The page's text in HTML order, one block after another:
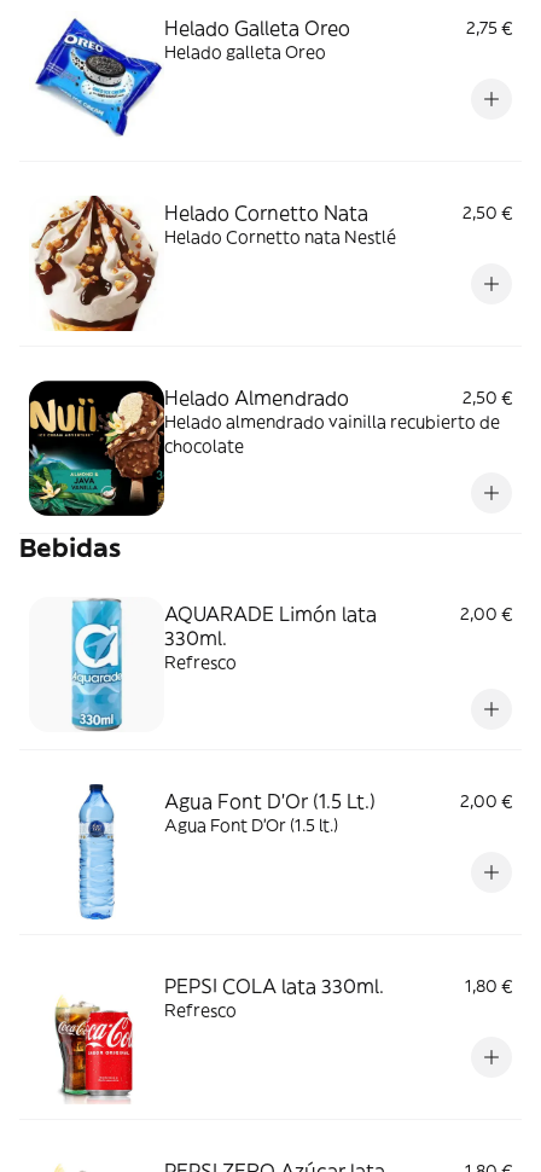
Helado Galleta Oreo
2,75 €
Helado galleta Oreo
Helado Cornetto Nata
2,50 €
Helado Cornetto nata Nestlé
Helado Almendrado
2,50 €
Helado almendrado vainilla recubierto de
chocolate
Bebidas
AQUARADE Limón lata
330ml.
2,00 €
Refresco
Agua Font D'Or (1.5 Lt.)
2,00 €
Agua Font D'Or (1.5 lt.)
PEPSI COLA lata 330ml.
1,80 €
Refresco